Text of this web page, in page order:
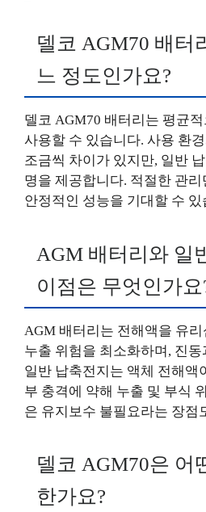
델코 AGM70 배터
느 정도인가요?
델코 AGM70 배터리는 평균
사용할 수 있습니다. 사용 환
조금씩 차이가 있지만, 일반
명을 제공합니다. 적절한 관
안정적인 성능을 기대할 수 있
AGM 배터리와 일
이점은 무엇인가요
AGM 배터리는 전해액을 유
누출 위험을 최소화하며, 진
일반 납축전지는 액체 전해액
부 충격에 약해 누출 및 부식
은 유지보수 불필요라는 장점
델코 AGM70은 어
한가요?